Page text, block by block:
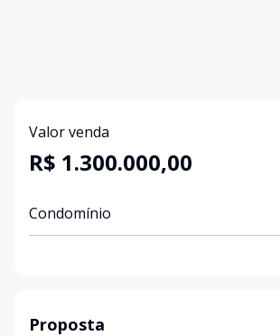
Valor venda
R$ 1.300.000,00
Condomínio
Proposta